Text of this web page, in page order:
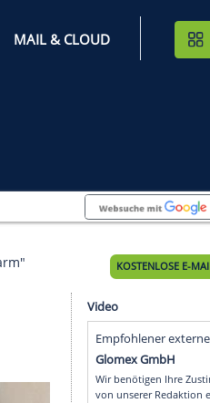
MAIL
als Frauenschwarm"